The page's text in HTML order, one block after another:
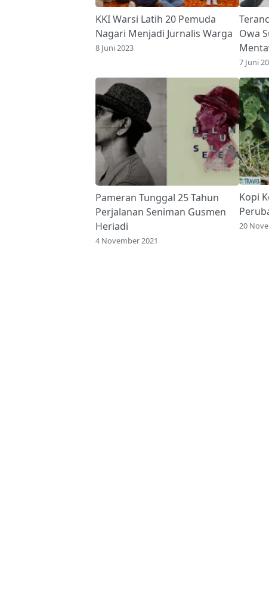
KKI Warsi Latih 20 Pemuda
Nagari Menjadi Jurnalis Warga
8 Juni 2023
Owa
7 Juni
Pameran Tunggal 25 Tahun
Perjalanan Seniman Gusmen
Heriadi
4 November 2021
Kopi
20